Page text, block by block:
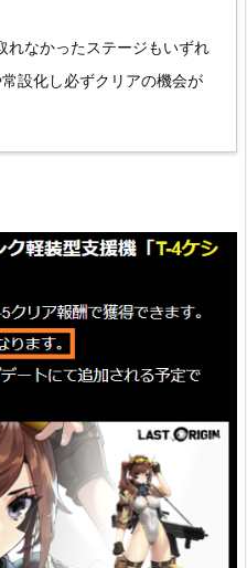
なかったステージもいずれ
設化し必ずクリアの機会が